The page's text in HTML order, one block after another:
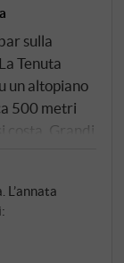
sulla
Tenuta
un altopiano
500 metri
costa. Grandi
per
che non
vivace,